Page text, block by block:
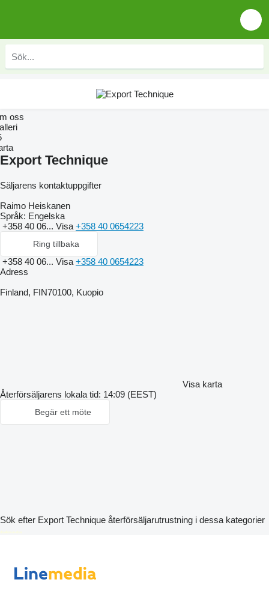
oss
Export Technique
Säljarens kontaktuppgifter
Raimo Heiskanen
Språk: Engelska
+358 40 06... Visa +358 40 0654223
Ring tillbaka
+358 40 06... Visa +358 40 0654223
Adress
Finland, FIN70100, Kuopio
Visa karta
Återförsäljarens lokala tid: 14:09 (EEST)
Begär ett möte
Sök efter Export Technique återförsäljarutrustning i dessa kategorier
disallow-in-dsa